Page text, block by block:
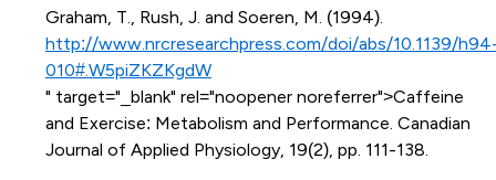
Graham, T., Rush, J. and Soeren, M. (1994).
http://www.nrcresearchpress.com/doi/abs/10.1139/
010#.W5piZKZKgdW
" target="_blank" rel="noopener noreferrer">Caffeine
and Exercise: Metabolism and Performance. Canadian
Journal of Applied Physiology, 19(2), pp. 111-138.